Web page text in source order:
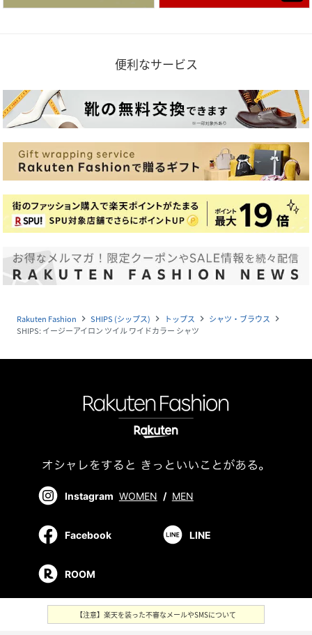
便利なサービス
Rakuten Fashion navigate_next SHIPS (シップス) navigate_next トップス navigate_next シャツ・ブラウス navigate_next
SHIPS: イージーアイロン ツイル ワイドカラー シャツ
Instagram WOMEN / MEN
Facebook LINE
ROOM
【注意】楽天を装った不審なメールやSMSについて